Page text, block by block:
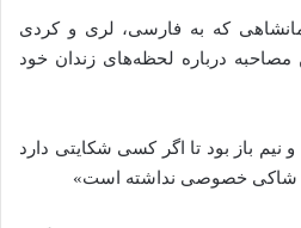
که به فارسی، لری و کردی
درباره لحظه‌های زندان خود
باز بود تا اگر کسی شکایتی دارد
شاکی خصوصی نداشته است»